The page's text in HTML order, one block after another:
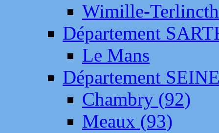
Wimille-
Département
Le Mans
Département
Chambry (92)
Meaux (93)